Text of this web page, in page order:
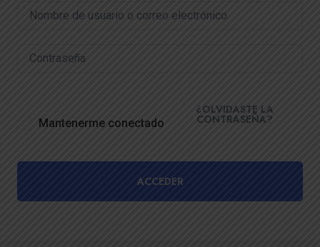
Mantenerme conectado
¿OLVIDASTE LA
CONTRASEÑA?
ACCEDER